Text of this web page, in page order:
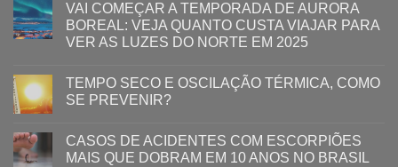
VAI COMEÇAR A TEMPORADA DE AURORA
BOREAL: VEJA QUANTO CUSTA VIAJAR PARA
VER AS LUZES DO NORTE EM 2025
TEMPO SECO E OSCILAÇÃO TÉRMICA, COMO
SE PREVENIR?
CASOS DE ACIDENTES COM ESCORPIÕES
MAIS QUE DOBRAM EM 10 ANOS NO BRASIL